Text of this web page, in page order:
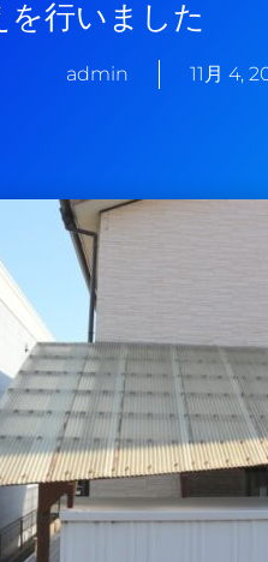
を行いました
admin 11月 4,